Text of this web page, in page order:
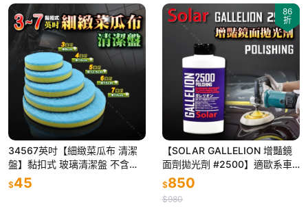
34567英吋【細緻菜瓜布 清潔
盤】黏扣式 玻璃清潔盤 不含金
鋼砂不刮損表面 玻璃油膜刷洗去
垢除污清潔
$45
86
折
【SOLAR GALLELION 增豔鏡
面劑拋光劑 #2500】適歐系車
硬漆使用 除螺旋細紋去太陽紋
鏡拋前置整平
$850
$980